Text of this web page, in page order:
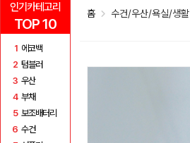
인기카테고리
TOP 10
1 에코백
2 텀블러
3 우산
4 부채
5 보조배터리
6 수건
홈 수건/우산/욕실/생활